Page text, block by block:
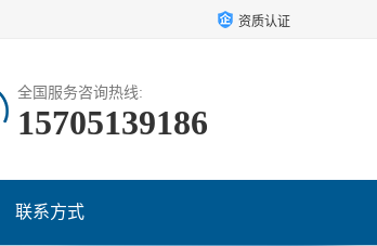
资质认证
全国服务咨询热线:
15705139186
联系方式